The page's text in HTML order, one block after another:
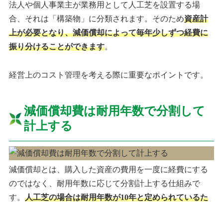
法人や個人事業主が業務用として人工芝を設置する場
合、それは「構築物」に分類されます。そのため資産計
上が必要となり、減価償却によって毎年少しずつ経費に
振り分けることができます。
経営上のコスト管理を考える際に重要なポイントです。
減価償却費は耐用年数で分割して
計上する
減価償却とは、購入した資産の費用を一度に経費にする
のではなく、耐用年数に応じて分割計上する仕組みで
す。人工芝の場合は耐用年数が10年と定められているた